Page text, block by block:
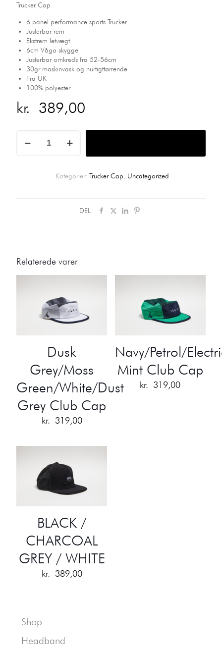
Trucker Cap
6 panel performance sports Trucker
Justerbar rem
Ekstrem letvægt
6cm Våga skygge
Justerbar omkreds fra 52-56cm
30gr maskinvask og hurtigttørrende
Fra UK
100% polyester
kr. 389,00
Kategorier: Trucker Cap Uncategorized
DEL
Relaterede varer
Dusk
Grey/Moss
Green/White/Dust
Grey Club Cap
kr. 319,00
Navy/Petrol/
Mint Club Cap
kr. 319,00
BLACK /
CHARCOAL
GREY / WHITE
kr. 389,00
Shop
Headband